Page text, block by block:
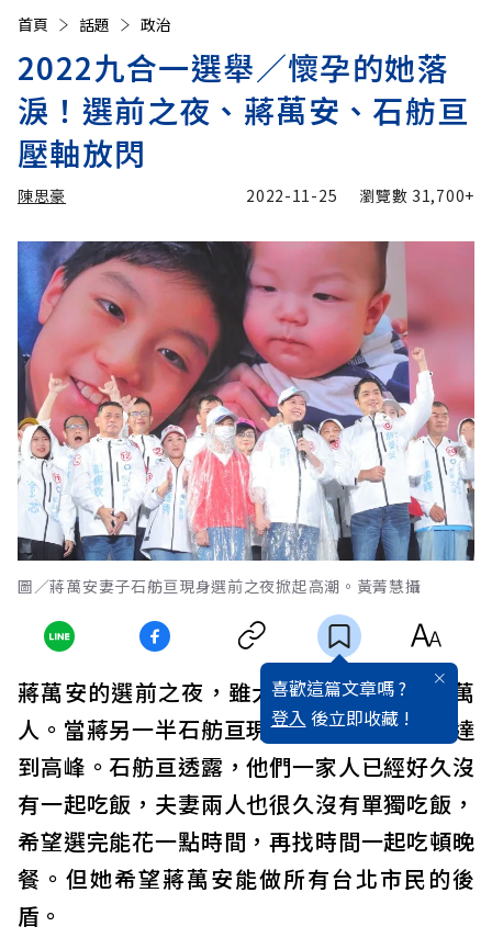
首頁 話題 政治
2022九合一選舉／懷孕的她落
淚！選前之夜、蔣萬安、石舫亘
壓軸放閃
陳思豪 2022-11-25 瀏覽數 31,700+
圖／蔣萬安妻子石舫亘現身選前之夜掀起高潮。黃菁慧攝
喜歡這篇文章嗎 ?
登入 後立即收藏 !
蔣萬安的選前之夜，雖大雨，現場仍湧入5萬
人。當蔣另一半石舫亘現身，現場感性氣氛達
到高峰。石舫亘透露，他們一家人已經好久沒
有一起吃飯，夫妻兩人也很久沒有單獨吃飯，
希望選完能花一點時間，再找時間一起吃頓晚
餐。但她希望蔣萬安能做所有台北市民的後
盾。